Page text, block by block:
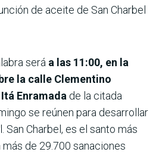
de aceite de San Charbel
será a las 11:00, en la
la calle Clementino
Enramada de la citada
se reúnen para desarrollar
San Charbel, es el santo más
de 29.700 sanaciones